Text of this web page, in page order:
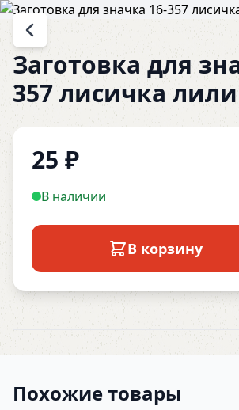
Заготовка для
357 лисичка
25 ₽
В наличии
В корзину
Похожие товары